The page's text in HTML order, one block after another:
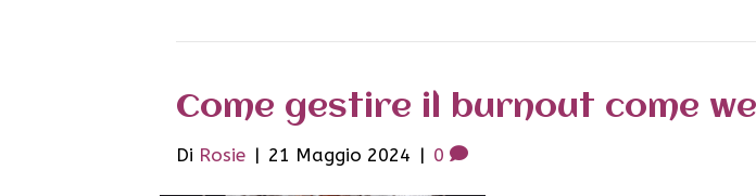
Come gestire il burnout come
Di Rosie | 21 Maggio 2024 | 0